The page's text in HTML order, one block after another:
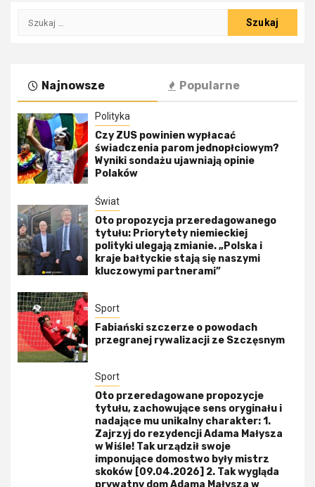
Szukaj:
Najnowsze Popularne
Polityka
Czy ZUS powinien wypłacać
świadczenia parom jednopłciowym?
Wyniki sondażu ujawniają opinie
Polaków
Świat
Oto propozycja przeredagowanego
tytułu: Priorytety niemieckiej
polityki ulegają zmianie. „Polska i
kraje bałtyckie stają się naszymi
kluczowymi partnerami”
Sport
Fabiański szczerze o powodach
przegranej rywalizacji ze Szczęsnym
Sport
Oto przeredagowane propozycje
tytułu, zachowujące sens oryginału i
nadające mu unikalny charakter: 1.
Zajrzyj do rezydencji Adama Małysza
w Wiśle! Tak urządził swoje
imponujące domostwo były mistrz
skoków [09.04.2026] 2. Tak wygląda
prywatny dom Adama Małysza w